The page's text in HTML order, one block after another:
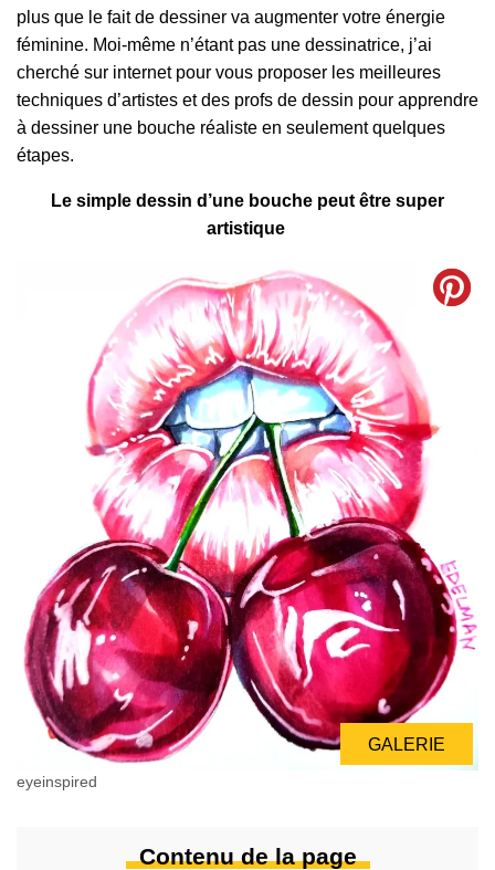
plus que le fait de dessiner va augmenter votre énergie
féminine. Moi-même n’étant pas une dessinatrice, j’ai
cherché sur internet pour vous proposer les meilleures
techniques d’artistes et des profs de dessin pour apprendre
à dessiner une bouche réaliste en seulement quelques
étapes.
Le simple dessin d’une bouche peut être super
artistique
eyeinspired
GALERIE
Contenu de la page